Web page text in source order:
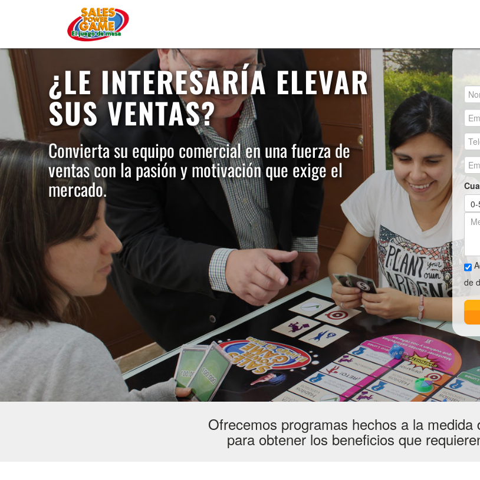
¿LE INTERESARÍA ELEVAR
SUS VENTAS?
Convierta su equipo comercial en una fuerza de
ventas con la pasión y motivación que exige el
mercado.
de
Ofrecemos programas hechos a la medida
para obtener los beneficios que